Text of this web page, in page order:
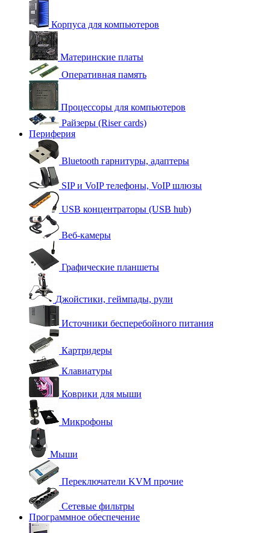
Корпуса для компьютеров
Материнские платы
Оперативная память
Процессоры для компьютеров
Райзеры (Riser cards)
Периферия
Bluetooth гарнитуры, адаптеры
SIP и VoIP телефоны, VoIP шлюзы
USB концентраторы (USB hub)
Веб-камеры
Графические планшеты
Джойстики, геймпады, рули
Источники бесперебойного питания
Картридеры
Клавиатуры
Коврики для мыши
Микрофоны
Мыши
Переключатели KVM прочие
Сетевые фильтры
Программное обеспечение